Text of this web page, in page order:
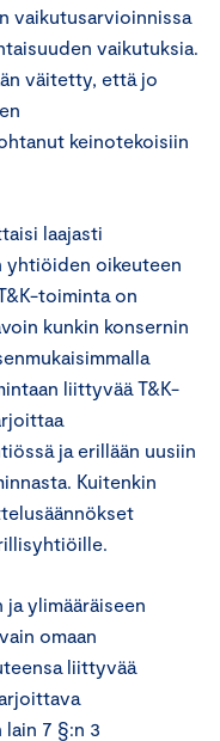
vaikutusarvioinnissa
vaikutuksia.
väitetty, että jo
keinotekoisiin
laajasti
yhtiöiden oikeuteen
toiminta on
kunkin konsernin
liittyvää T&K-
ja erillään uusiin
Kuitenkin
ja ylimääräiseen
omaan
liittyvää
7 §:n 3